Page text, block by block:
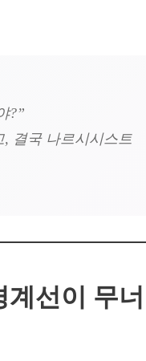
?”
결국 나르시시스트
선이 무너